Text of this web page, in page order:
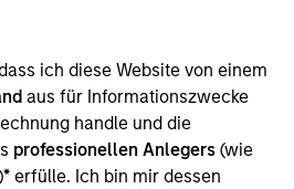
ich diese Website von einem
aus für Informationszwecke
handle und die
professionellen Anlegers(wie
* erfülle. Ich bin mir dessen